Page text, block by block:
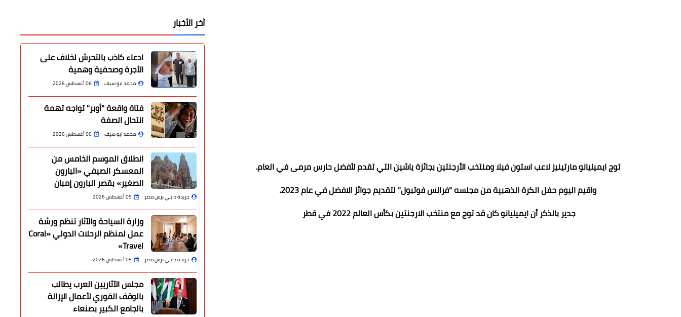
توج ايميليانو مارتينيز لاعب استون فيلا ومنتخب الأرجنتين بجائزة ياشين التي تقدم لأفضل حارس مرمى في العام.
واقيم اليوم حفل الكرة الذهبية من مجلسه "فرانس فوتبول" لتقديم جوائز الافضل في عام 2023.
جدير بالذكر أن ايميليانو كان قد توج مع منتخب الارجنتين بكأس العالم 2022 في قطر
آخر الأخبار
ادعاء كاذب بالتحرش لخلاف على
الأجرة وصحفية وهمية
محمد ابو سيف 06 أغسطس 2026
فتاة واقعة "أوبر" تواجه تهمة
انتحال الصفة
محمد ابو سيف 06 أغسطس 2026
انطلاق الموسم الخامس من
المعسكر الصيفي «البارون
الصغير» بقصر البارون إمبان
جريدة دايلي برس مصر 05 أغسطس 2026
وزارة السياحة والآثار تنظم ورشة
عمل لمنظم الرحلات الدولي «Coral
Travel»
جريدة دايلي برس مصر 05 أغسطس 2026
مجلس الآثاريين العرب يطالب
بالوقف الفوري لأعمال الإزالة
بالجامع الكبير بصنعاء